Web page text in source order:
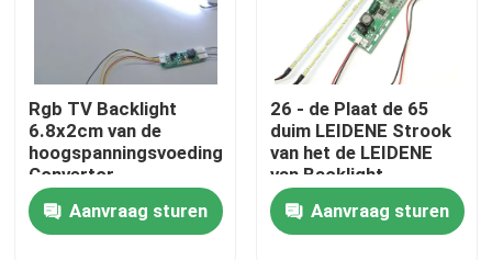
Thuis
Producten
Rgb TV Backlight
6.8x2cm van de
hoogspanningsvoeding
Convertor
Aanvraag sturen
26 - de Plaat de 65
duim LEIDENE Strook
van het de LEIDENE
van Backlight
Strookaluminium van
TV
Aanvraag sturen